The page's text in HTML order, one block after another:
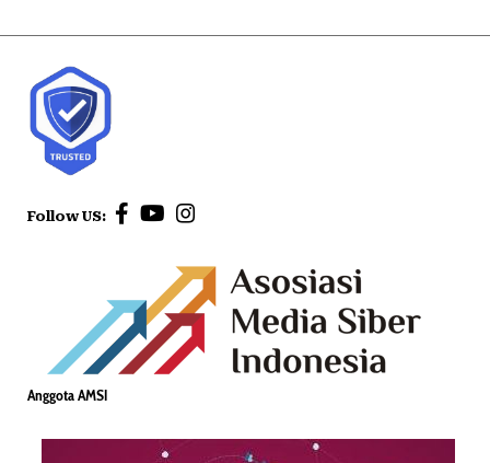
Follow US:
Anggota AMSI